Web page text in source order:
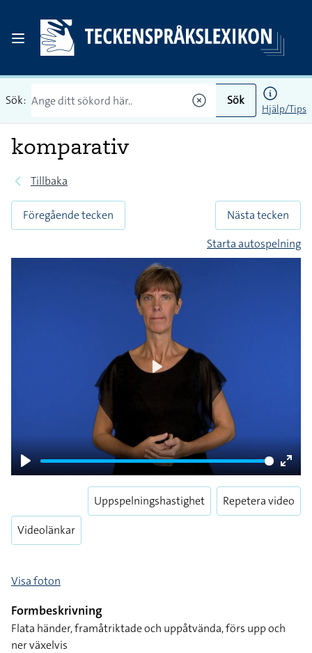
Sök: Sök
Hjälp/Tips
komparativ
Tillbaka
Föregående tecken
Nästa tecken
Starta autospelning
Play
Enter
Videolänkar
Uppspelningshastighet Repetera video
Visa foton
Formbeskrivning
Flata händer, framåtriktade och uppåtvända, förs upp och
ner växelvis